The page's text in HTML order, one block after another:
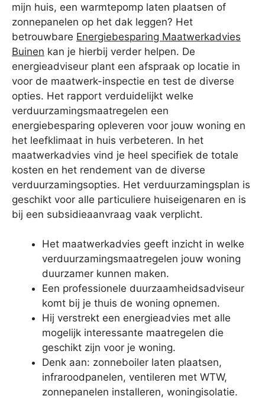
mijn huis, een warmtepomp laten plaatsen of
zonnepanelen op het dak leggen? Het
betrouwbare Energiebesparing Maatwerkadvies
Buinen kan je hierbij verder helpen. De
energieadviseur plant een afspraak op locatie in
voor de maatwerk-inspectie en test de diverse
opties. Het rapport verduidelijkt welke
verduurzamingsmaatregelen een
energiebesparing opleveren voor jouw woning en
het leefklimaat in huis verbeteren. In het
maatwerkadvies vind je heel specifiek de totale
kosten en het rendement van de diverse
verduurzamingsopties. Het verduurzamingsplan is
geschikt voor alle particuliere huiseigenaren en is
bij een subsidieaanvraag vaak verplicht.
Het maatwerkadvies geeft inzicht in welke
verduurzamingsmaatregelen jouw woning
duurzamer kunnen maken.
Een professionele duurzaamheidsadviseur
komt bij je thuis de woning opnemen.
Hij verstrekt een energieadvies met alle
mogelijk interessante maatregelen die
geschikt zijn voor je woning.
Denk aan: zonneboiler laten plaatsen,
infraroodpanelen, ventileren met WTW,
zonnepanelen installeren, woningisolatie.